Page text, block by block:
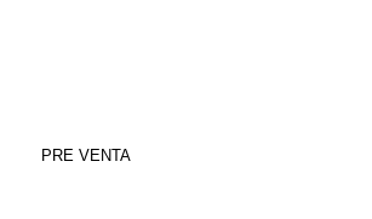
PRE VENTA